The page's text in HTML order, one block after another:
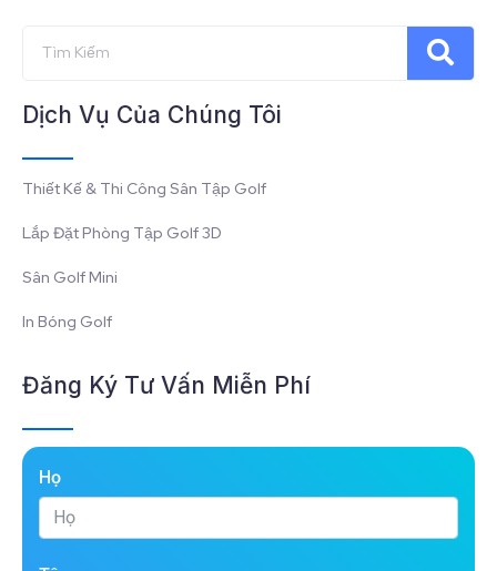
Dịch Vụ Của Chúng Tôi
Thiết Kế & Thi Công Sân Tập Golf
Lắp Đặt Phòng Tập Golf 3D
Sân Golf Mini
In Bóng Golf
Đăng Ký Tư Vấn Miễn Phí
Họ